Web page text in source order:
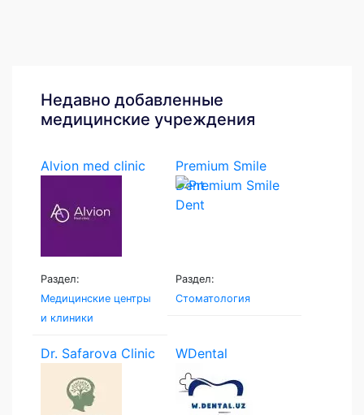
Недавно добавленные
медицинские учреждения
Alvion med clinic
Раздел:
Медицинские центры
и клиники
Premium Smile
Dent
Раздел:
Стоматология
Dr. Safarova Clinic WDental